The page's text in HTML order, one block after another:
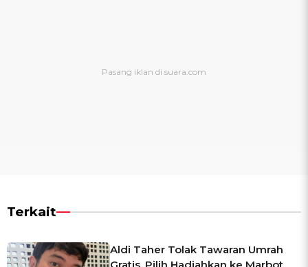
Terkait
Aldi Taher Tolak Tawaran Umrah